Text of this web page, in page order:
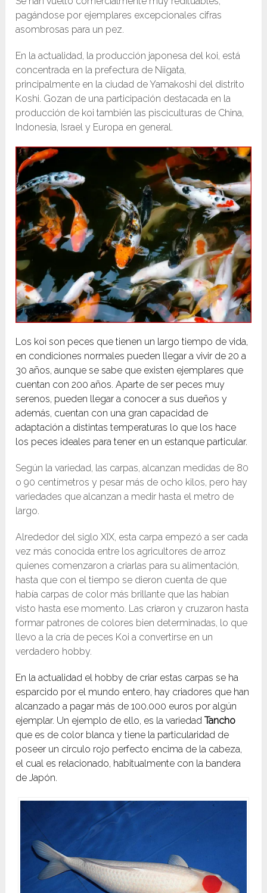
pagándose por ejemplares excepcionales cifras
asombrosas para un pez.
En la actualidad, la producción japonesa del koi, está
concentrada en la prefectura de Niigata,
principalmente en la ciudad de Yamakoshi del distrito
Koshi. Gozan de una participación destacada en la
producción de koi también las pisciculturas de China,
Indonesia, Israel y Europa en general.
Los koi son peces que tienen un largo tiempo de vida,
en condiciones normales pueden llegar a vivir de 20 a
30 años, aunque se sabe que existen ejemplares que
cuentan con 200 años. Aparte de ser peces muy
serenos, pueden llegar a conocer a sus dueños y
además, cuentan con una gran capacidad de
adaptación a distintas temperaturas lo que los hace
los peces ideales para tener en un estanque particular.
Según la variedad, las carpas, alcanzan medidas de 80
o 90 centímetros y pesar más de ocho kilos, pero hay
variedades que alcanzan a medir hasta el metro de
largo.
Alrededor del siglo XIX, esta carpa empezó a ser cada
vez más conocida entre los agricultores de arroz
quienes comenzaron a criarlas para su alimentación,
hasta que con el tiempo se dieron cuenta de que
había carpas de color más brillante que las habían
visto hasta ese momento. Las criaron y cruzaron hasta
formar patrones de colores bien determinadas, lo que
llevo a la cría de peces Koi a convertirse en un
verdadero hobby.
En la actualidad el hobby de criar estas carpas se ha
esparcido por el mundo entero, hay criadores que han
alcanzado a pagar más de 100.000 euros por algún
ejemplar. Un ejemplo de ello, es la variedadTancho
que es de color blanca y tiene la particularidad de
poseer un circulo rojo perfecto encima de la cabeza,
el cual es relacionado, habitualmente con la bandera
de Japón.